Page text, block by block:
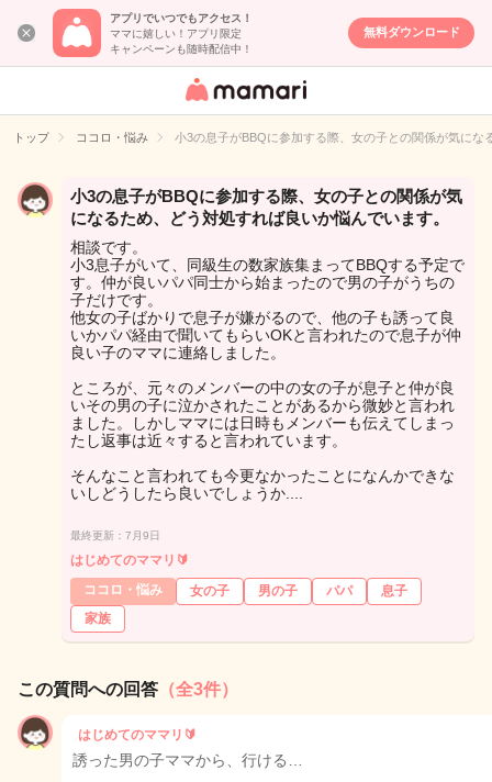
アプリでいつでもアクセス！
ママに嬉しい！アプリ限定
キャンペーンも随時配信中！
無料ダウンロード
女性専用匿名QA
イト
トップ ココロ・悩み 小3の息子がBBQに参加する際、女の子との関係が気に
小3の息子がBBQに参加する際、女の子との関係が気
になるため、どう対処すれば良いか悩んでいます。
相談です。
小3息子がいて、同級生の数家族集まってBBQする予定で
す。仲が良いパパ同士から始まったので男の子がうちの
子だけです。
他女の子ばかりで息子が嫌がるので、他の子も誘って良
いかパパ経由で聞いてもらいOKと言われたので息子が仲
良い子のママに連絡しました。
ところが、元々のメンバーの中の女の子が息子と仲が良
いその男の子に泣かされたことがあるから微妙と言われ
ました。しかしママには日時もメンバーも伝えてしまっ
たし返事は近々すると言われています。
そんなこと言われても今更なかったことになんかできな
いしどうしたら良いでしょうか....
最終更新：7月9日
はじめてのママリ🔰
ココロ・悩み
女の子 男の子 パパ
息子
家族
この質問への回答 （全3件）
はじめてのママリ🔰
誘った男の子ママから、行ける…